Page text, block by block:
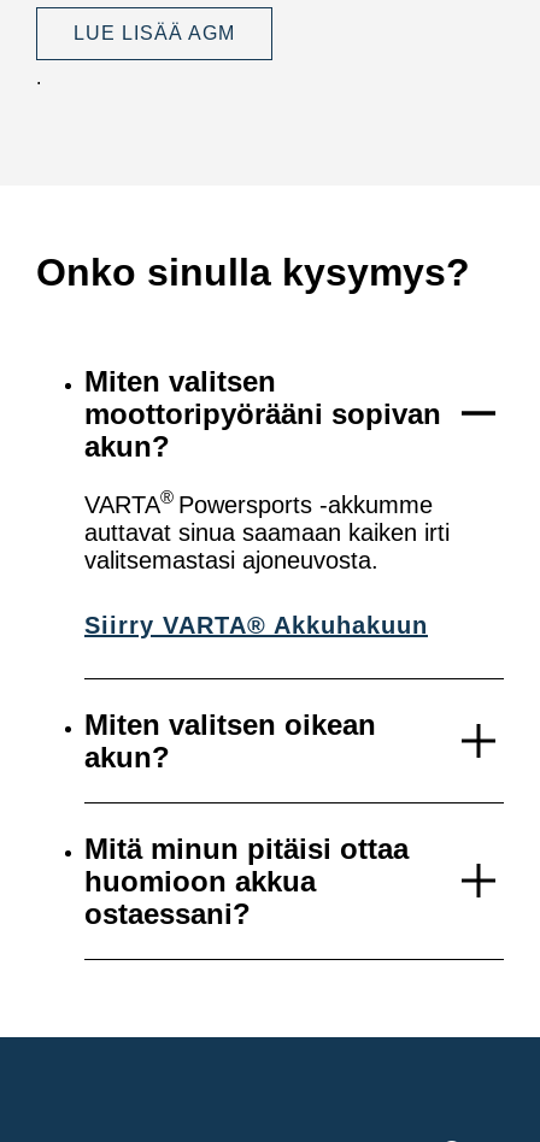
LUE LISÄÄ AGM
.
Onko sinulla kysymys?
Miten valitsen
moottoripyörääni sopivan
akun?
VARTA® Powersports -akkumme
auttavat sinua saamaan kaiken irti
valitsemastasi ajoneuvosta.
Siirry VARTA® Akkuhakuun
Miten valitsen oikean
akun?
Mitä minun pitäisi ottaa
huomioon akkua
ostaessani?